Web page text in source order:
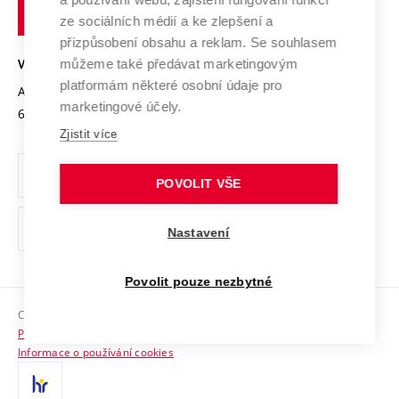
Open Science
Projekty
Projekty ze strukturálních fondů
Specifický výzkum
Mezinárodní dohody
Univerzitní sítě
Podnikavá univerzita / ContriBUTe
Bezpečná univerzita
Vyznamenání
Organizační struktura
Ochrana osobních údajů
odkaz)
Sociální bezpečí
HR Award
Kontakty
technické
Brně
VYSOKÉ UČENÍ TECHNICKÉ V BRNĚ
Antonínská 548/1
602 00 Brno
www.vut.cz
vut@vutbr.cz
Copyright © 2026 VUT
Prohlášení o přístupnosti
Informace o používání cookies
ze sociálních médií a ke zlepšení a
přizpůsobení obsahu a reklam. Se souhlasem
můžeme také předávat marketingovým
platformám některé osobní údaje pro
marketingové účely.
Zjistit více
POVOLIT VŠE
Nastavení
Povolit pouze nezbytné